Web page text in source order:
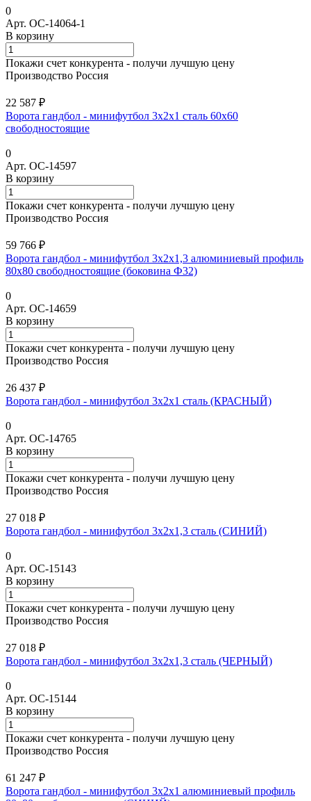
0
Арт. ОС-14064-1
В корзину
Покажи счет конкурента - получи лучшую цену
Производство Россия
22 587 ₽
Ворота гандбол - минифутбол 3х2х1 сталь 60х60
свободностоящие
0
Арт. ОС-14597
В корзину
Покажи счет конкурента - получи лучшую цену
Производство Россия
59 766 ₽
Ворота гандбол - минифутбол 3x2x1,3 алюминиевый профиль
80х80 свободностоящие (боковина Ф32)
0
Арт. ОС-14659
В корзину
Покажи счет конкурента - получи лучшую цену
Производство Россия
26 437 ₽
Ворота гандбол - минифутбол 3х2х1 сталь (КРАСНЫЙ)
0
Арт. ОС-14765
В корзину
Покажи счет конкурента - получи лучшую цену
Производство Россия
27 018 ₽
Ворота гандбол - минифутбол 3х2х1,3 сталь (СИНИЙ)
0
Арт. ОС-15143
В корзину
Покажи счет конкурента - получи лучшую цену
Производство Россия
27 018 ₽
Ворота гандбол - минифутбол 3х2х1,3 сталь (ЧЕРНЫЙ)
0
Арт. ОС-15144
В корзину
Покажи счет конкурента - получи лучшую цену
Производство Россия
61 247 ₽
Ворота гандбол - минифутбол 3x2x1 алюминиевый профиль